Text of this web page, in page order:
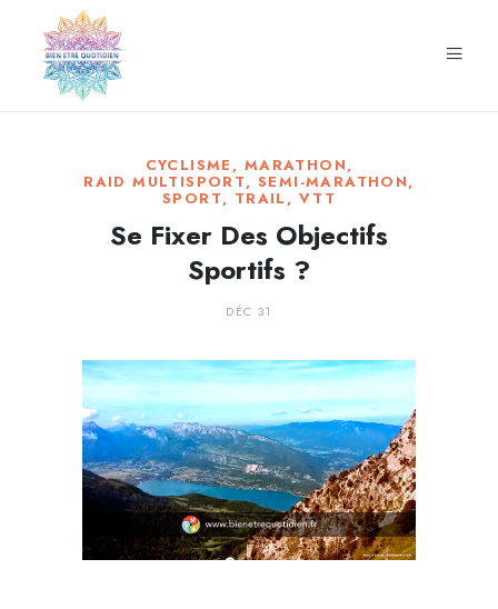
CYCLISME , MARATHON,
RAID MULTISPORT,SEMI-MARATHON,
SPORT, TRAIL , VTT
Se Fixer Des Objectifs
Sportifs ?
DÉC 31